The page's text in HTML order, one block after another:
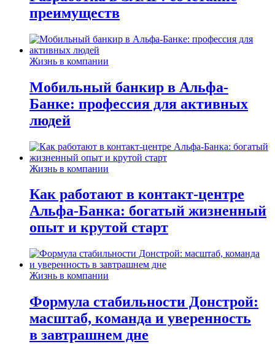
преимуществ
Жизнь в компании
Мобильный банкир в Альфа-
Банке: профессия для активных
людей
Жизнь в компании
Как работают в контакт-центре
Альфа-Банка: богатый жизненный
опыт и крутой старт
Жизнь в компании
Формула стабильности Донстрой:
масштаб, команда и уверенность
в завтрашнем дне